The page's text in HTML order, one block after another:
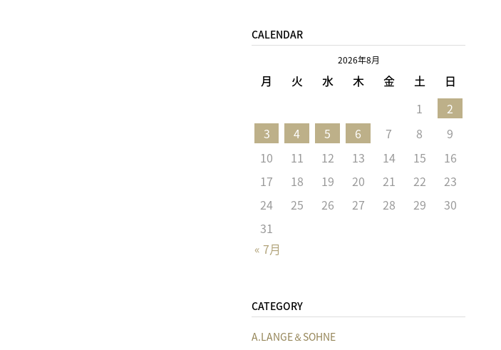
CALENDAR
2026年8月
月 火 水 木 金 土 日
« 7月
1
2
3
4 5 6 7 8
9
10
11 12 13 14 15
16
17
18 19 20 21 22
23
24
25 26 27 28 29
30
31
CATEGORY
A.LANGE＆SOHNE